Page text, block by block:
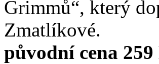
Grimmů“, který
Zmatlíkové.
původní cena